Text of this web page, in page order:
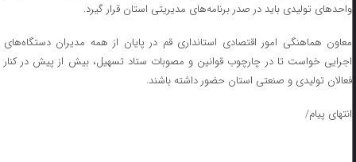
واحدهای تولیدی باید در صدر برنامه‌های مدیریتی استان قرار گیرد.
معاون هماهنگی امور اقتصادی استانداری قم در پایان از همه مدیران دستگاه‌های
اجرایی خواست تا در چارچوب قوانین و مصوبات ستاد تسهیل، بیش از پیش در کنار
فعالان تولیدی و صنعتی استان حضور داشته باشند.
انتهای پیام/